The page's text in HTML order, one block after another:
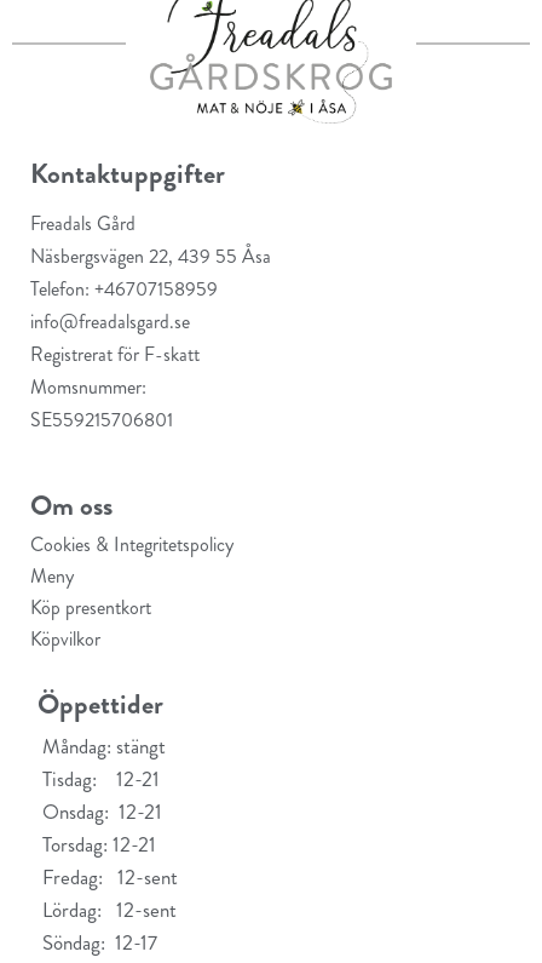
Kontaktuppgifter
Freadals Gård
Näsbergsvägen 22, 439 55 Åsa
Telefon: +46707158959
info@freadalsgard.se
Registrerat för F-skatt
Momsnummer:
SE559215706801
Om oss
Cookies & Integritetspolicy
Meny
Köp presentkort
Köpvilkor
Öppettider
Måndag: stängt
Tisdag: 12-21
Onsdag: 12-21
Torsdag: 12-21
Fredag: 12-sent
Lördag: 12-sent
Söndag: 12-17